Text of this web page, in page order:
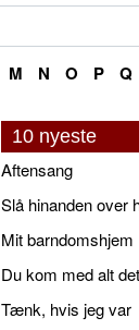
M N O P Q
10 nyeste
Aftensang
Slå hinanden over
Mit barndomshjem
Du kom med alt
Tænk, hvis jeg var